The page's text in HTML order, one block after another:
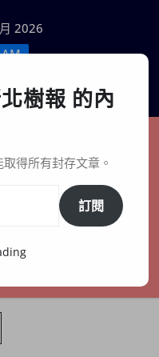
2026
報
、創生
樹報 的內
得所有封存文章。
訂閱